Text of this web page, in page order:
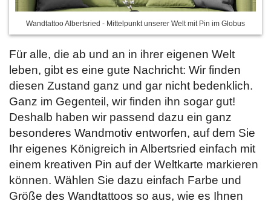
Wandtattoo Albertsried - Mittelpunkt unserer Welt mit Pin im Globus
Für alle, die ab und an in ihrer eigenen Welt
leben, gibt es eine gute Nachricht: Wir finden
diesen Zustand ganz und gar nicht bedenklich.
Ganz im Gegenteil, wir finden ihn sogar gut!
Deshalb haben wir passend dazu ein ganz
besonderes Wandmotiv entworfen, auf dem Sie
Ihr eigenes Königreich in Albertsried einfach mit
einem kreativen Pin auf der Weltkarte markieren
können. Wählen Sie dazu einfach Farbe und
Größe des Wandtattoos so aus, wie es Ihnen